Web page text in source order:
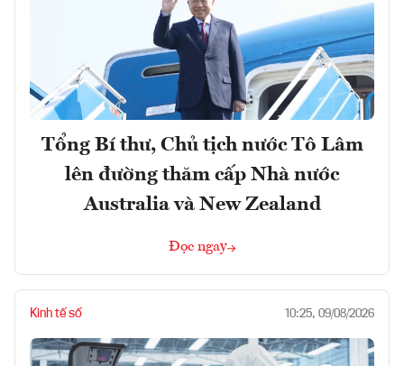
Tổng Bí thư, Chủ tịch nước Tô Lâm
lên đường thăm cấp Nhà nước
Australia và New Zealand
Đọc ngay
Kinh tế số 10:25, 09/08/2026